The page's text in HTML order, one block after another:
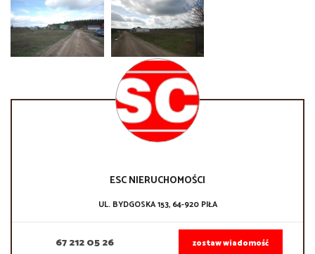
ESC NIERUCHOMOŚCI
UL. BYDGOSKA 153, 64-920 PIŁA
67 212 05 26 zostaw wiadomość